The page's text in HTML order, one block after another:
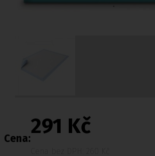
Cena:
291 Kč